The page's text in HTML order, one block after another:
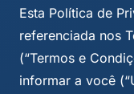
Esta Política de
referenciada nos
(“Termos e
informar a você